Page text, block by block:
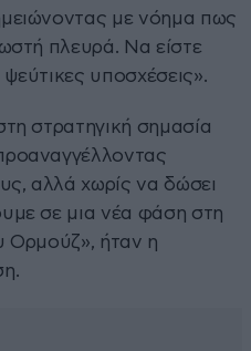
με νόημα πως
πλευρά. Να είστε
υποσχέσεις».
στρατηγική σημασία
αλλά χωρίς να δώσει
σε μια νέα φάση στη
Ορμούζ», ήταν η